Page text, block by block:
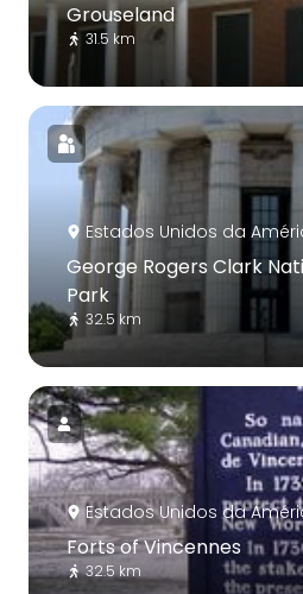
Grouseland
31.5 km
Estados Unidos da
George Rogers Clark
Park
32.5 km
Estados Unidos da
Forts of Vincennes
32.5 km